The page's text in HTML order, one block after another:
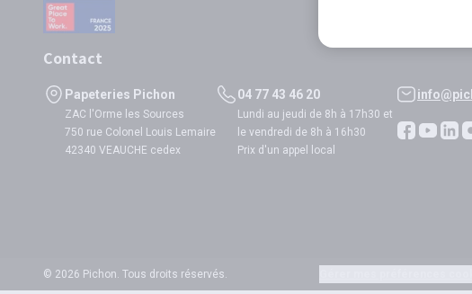
Contact
Papeteries Pichon
ZAC l'Orme les Sources
750 rue Colonel Louis Lemaire
42340 VEAUCHE cedex
04 77 43 46 20
Lundi au jeudi de 8h à 17h30 et
le vendredi de 8h à 16h30
Prix d'un appel local
© 2026 Pichon. Tous droits réservés.